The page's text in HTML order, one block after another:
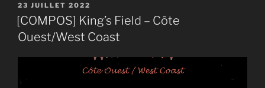
PUBLIÉ
LE
23 JUILLET 2022
[COMPOS] King’s Field – Côte
Ouest/West Coast